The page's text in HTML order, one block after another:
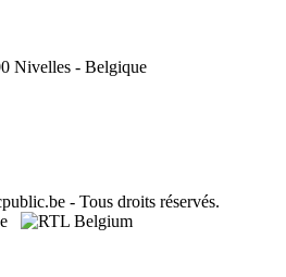
Nivelles - Belgique
- Tous droits réservés.